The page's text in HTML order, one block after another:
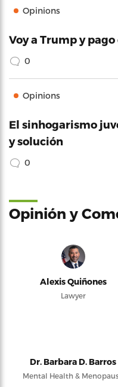
Opinions
Voy a Trump y
0
Opinions
El sinhogarismo
y solución
0
Opinión y
Alexis Quiñones
Lawyer
Dr. Barbara D. Barros
Mental Health &